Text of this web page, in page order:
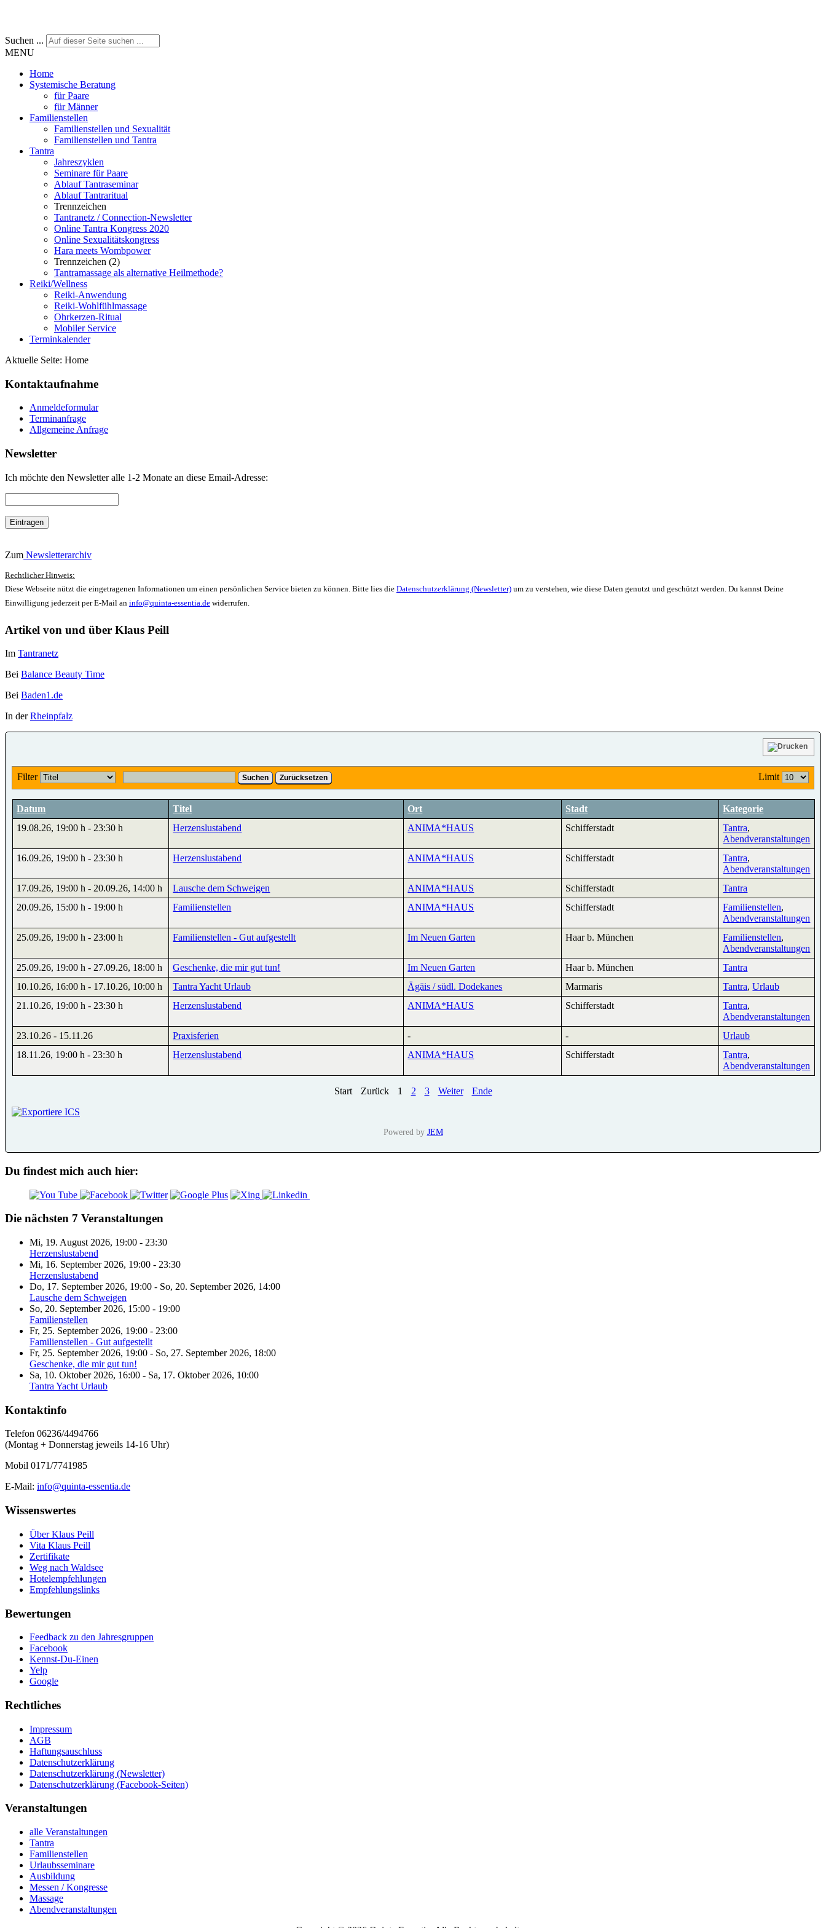
Suchen ...
MENU
Home
Systemische Beratung
für Paare
für Männer
Familienstellen
Familienstellen und Sexualität
Familienstellen und Tantra
Tantra
Jahreszyklen
Seminare für Paare
Ablauf Tantraseminar
Ablauf Tantraritual
Trennzeichen
Tantranetz / Connection-Newsletter
Online Tantra Kongress 2020
Online Sexualitätskongress
Hara meets Wombpower
Trennzeichen (2)
Tantramassage als alternative Heilmethode?
Reiki/Wellness
Reiki-Anwendung
Reiki-Wohlfühlmassage
Ohrkerzen-Ritual
Mobiler Service
Terminkalender
Aktuelle Seite: Home
Kontaktaufnahme
Anmeldeformular
Terminanfrage
Allgemeine Anfrage
Newsletter
Ich möchte den Newsletter alle 1-2 Monate an diese Email-Adresse:
Zum Newsletterarchiv
Rechtlicher Hinweis:
Diese Webseite nützt die eingetragenen Informationen um einen persönlichen Service bieten zu können. Bitte lies die Datenschutzerklärung (Newsletter) um zu verstehen, wie diese Daten genutzt und geschützt werden. Du kannst Deine
Einwilligung jederzeit per E-Mail an info@quinta-essentia.de widerrufen.
Artikel von und über Klaus Peill
Im Tantranetz
Bei Balance Beauty Time
Bei Baden1.de
In derRheinpfalz
Filter Suchen Zurücksetzen Limit
Datum Titel Ort Stadt
Kategorie
19.08.26, 19:00 h - 23:30 h Herzenslustabend ANIMA*HAUS Schifferstadt Tantra,
Abendveranstaltungen
16.09.26, 19:00 h - 23:30 h Herzenslustabend ANIMA*HAUS Schifferstadt Tantra,
Abendveranstaltungen
17.09.26, 19:00 h - 20.09.26, 14:00 h Lausche dem Schweigen ANIMA*HAUS Schifferstadt
Tantra
20.09.26, 15:00 h - 19:00 h Familienstellen ANIMA*HAUS Schifferstadt Familienstellen,
Abendveranstaltungen
25.09.26, 19:00 h - 23:00 h Familienstellen - Gut aufgestellt Im Neuen Garten Haar b. München Familienstellen,
Abendveranstaltungen
25.09.26, 19:00 h - 27.09.26, 18:00 h Geschenke, die mir gut tun! Im Neuen Garten Haar b. München
Tantra
10.10.26, 16:00 h - 17.10.26, 10:00 h Tantra Yacht Urlaub Ägäis / südl. Dodekanes Marmaris Tantra,Urlaub
21.10.26, 19:00 h - 23:30 h Herzenslustabend ANIMA*HAUS Schifferstadt Tantra,
Abendveranstaltungen
23.10.26 - 15.11.26 Praxisferien - -
Urlaub
18.11.26, 19:00 h - 23:30 h Herzenslustabend ANIMA*HAUS Schifferstadt Tantra,
Abendveranstaltungen
Start Zurück 1 2 3 Weiter Ende
Powered by JEM
Du findest mich auch hier:
Die nächsten 7 Veranstaltungen
Mi, 19. August 2026, 19:00 - 23:30
Herzenslustabend
Mi, 16. September 2026, 19:00 - 23:30
Herzenslustabend
Do, 17. September 2026, 19:00 - So, 20. September 2026, 14:00
Lausche dem Schweigen
So, 20. September 2026, 15:00 - 19:00
Familienstellen
Fr, 25. September 2026, 19:00 - 23:00
Familienstellen - Gut aufgestellt
Fr, 25. September 2026, 19:00 - So, 27. September 2026, 18:00
Geschenke, die mir gut tun!
Sa, 10. Oktober 2026, 16:00 - Sa, 17. Oktober 2026, 10:00
Tantra Yacht Urlaub
Kontaktinfo
Telefon 06236/4494766
(Montag + Donnerstag jeweils 14-16 Uhr)
Mobil 0171/7741985
E-Mail: info@quinta-essentia.de
Wissenswertes
Über Klaus Peill
Vita Klaus Peill
Zertifikate
Weg nach Waldsee
Hotelempfehlungen
Empfehlungslinks
Bewertungen
Feedback zu den Jahresgruppen
Facebook
Kennst-Du-Einen
Yelp
Google
Rechtliches
Impressum
AGB
Haftungsauschluss
Datenschutzerklärung
Datenschutzerklärung (Newsletter)
Datenschutzerklärung (Facebook-Seiten)
Veranstaltungen
alle Veranstaltungen
Tantra
Familienstellen
Urlaubsseminare
Ausbildung
Messen / Kongresse
Massage
Abendveranstaltungen